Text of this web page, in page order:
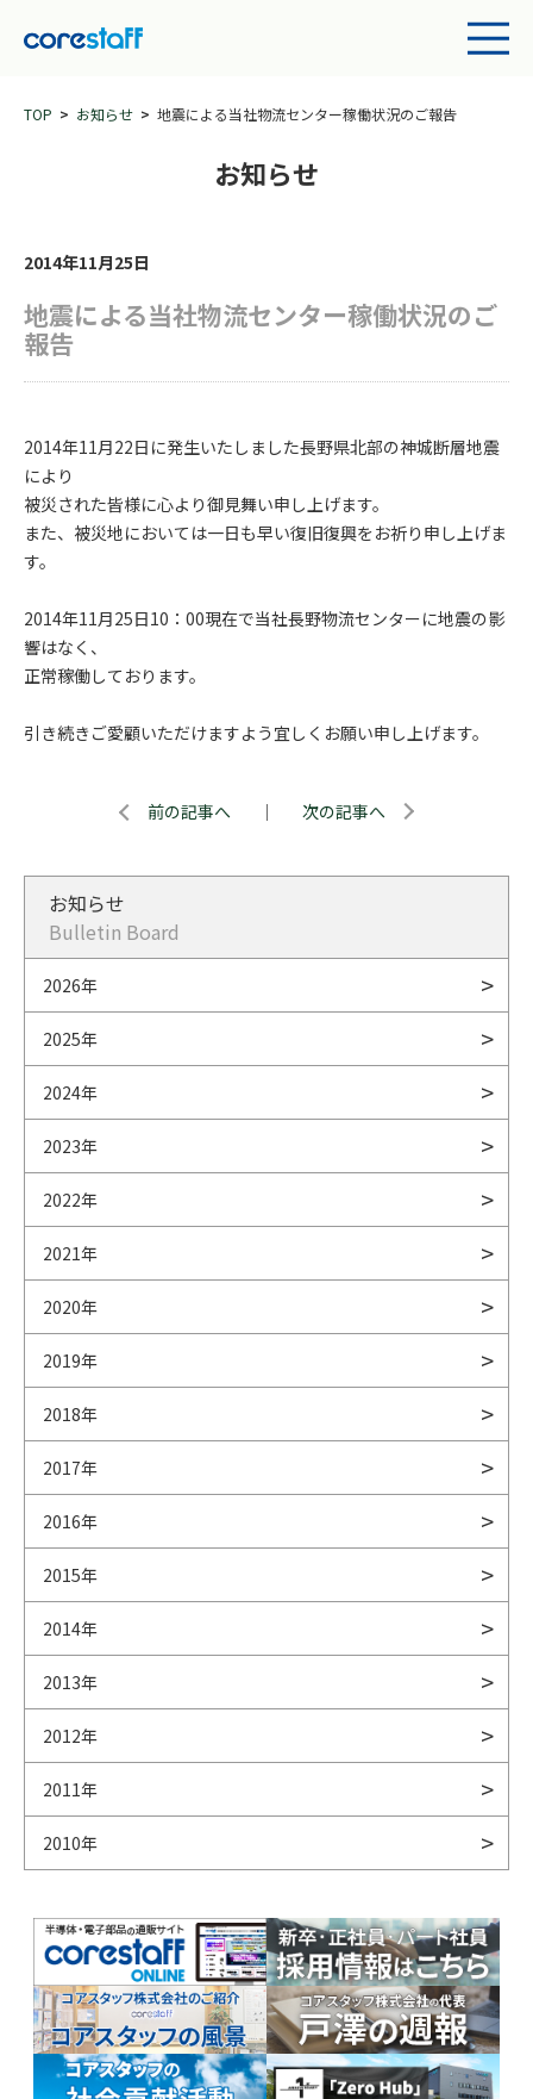
TOP お知らせ 地震による当社物流センター稼働状況のご報告
お知らせ
2014年11月25日
地震による当社物流センター稼働状況のご
報告
2014年11月22日に発生いたしました長野県北部の神城断層地震
により
被災された皆様に心より御見舞い申し上げます。
また、被災地においては一日も早い復旧復興をお祈り申し上げま
す。
2014年11月25日10：00現在で当社長野物流センターに地震の影
響はなく、
正常稼働しております。
引き続きご愛顧いただけますよう宜しくお願い申し上げます。
前の記事へ ｜ 次の記事へ
お知らせ
Bulletin Board
2026年
2025年
2024年
2023年
2022年
2021年
2020年
2019年
2018年
2017年
2016年
2015年
2014年
2013年
2012年
2011年
2010年